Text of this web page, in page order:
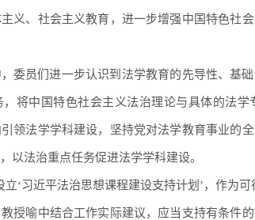
义、社会主义教育，进一步增强中国特色社
委员们进一步认识到法学教育的先导性、基
将中国特色社会主义法治理论与具体的法
领法学学科建设，坚持党对法学教育事业的
以法治重点任务促进法学学科建设。
立‘习近平法治思想课程建设支持计划’，作为
授喻中结合工作实际建议，应当支持有条件